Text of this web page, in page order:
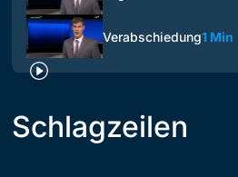
Verabschiedung1 Min
Schlagzeilen